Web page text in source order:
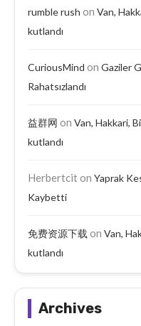
rumble rush on Van,
kutlandı
CuriousMind on Gaziler
Rahatsızlandı
益群网 on Van, Hakkari,
kutlandı
Herbertciton Yaprak
Kaybetti
免费资源下载 on Van,
kutlandı
Archives